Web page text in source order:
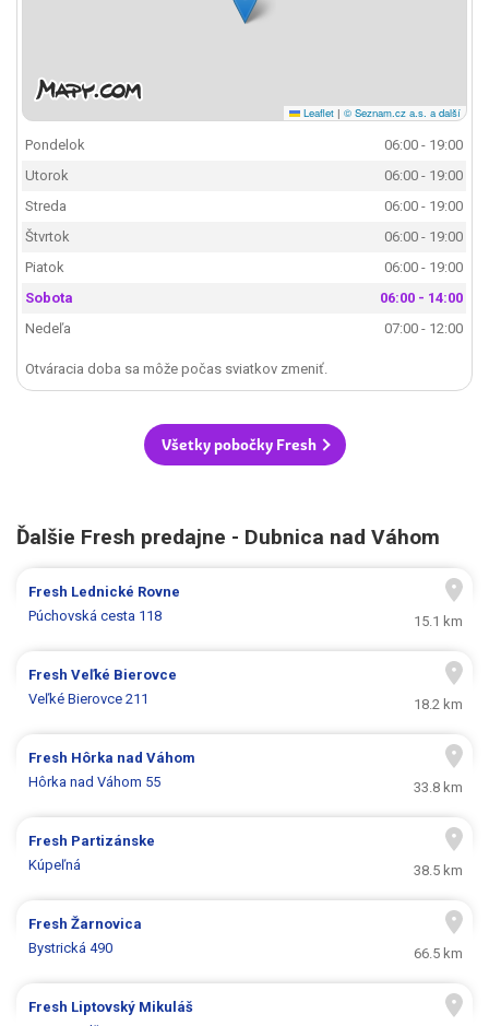
Leaflet | © Seznam.cz a.s. a další
Pondelok
06:00 - 19:00
Utorok
06:00 - 19:00
Streda
06:00 - 19:00
Štvrtok
06:00 - 19:00
Piatok
06:00 - 19:00
Sobota
06:00 - 14:00
Nedeľa
07:00 - 12:00
Otváracia doba sa môže počas sviatkov zmeniť.
Všetky pobočky Fresh
Ďalšie Fresh predajne - Dubnica nad Váhom
Fresh Lednické Rovne
Púchovská cesta 118
15.1 km
FreshVeľké Bierovce
Veľké Bierovce 211
18.2 km
Fresh Hôrka nad Váhom
Hôrka nad Váhom 55
33.8 km
Fresh Partizánske
Kúpeľná
38.5 km
FreshŽarnovica
Bystrická 490
66.5 km
Fresh Liptovský Mikuláš